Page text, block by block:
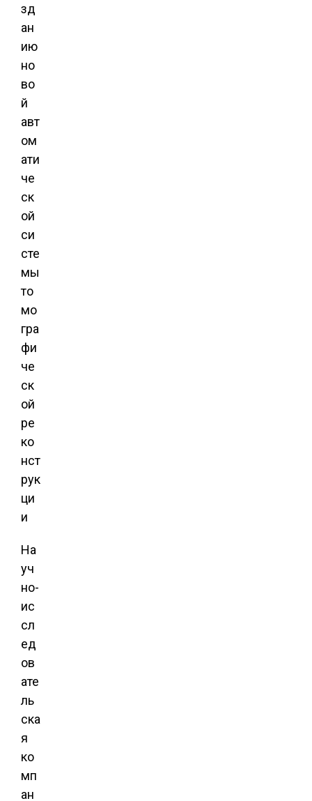
зд
ан
ию
но
во
й
авт
ом
ати
че
ск
ой
си
сте
мы
то
мо
гра
фи
че
ск
ой
ре
ко
нст
рук
ци
и
На
уч
но-
ис
сл
ед
ов
ате
ль
ска
я
ко
мп
ан